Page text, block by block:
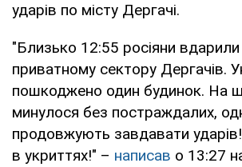
ударів по місту Дергачі.
"Близько 12:55 росіяни
приватному сектору Дергачів.
пошкоджено один будинок. На
минулося без постраждалих,
продовжують завдавати
в укриттях!" – написав о 13:27